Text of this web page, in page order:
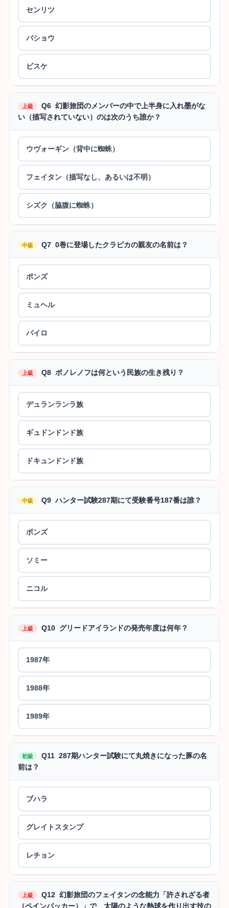
センリツ
バショウ
ビスケ
上級
Q6 幻影旅団のメンバーの中で上半身に入れ墨がな
い（描写されていない）のは次のうち誰か？
ウヴォーギン（背中に蜘蛛）
フェイタン（描写なし、あるいは不明）
シズク（脇腹に蜘蛛）
中級 Q7 0巻に登場したクラピカの親友の名前は？
ポンズ
ミュヘル
パイロ
上級 Q8 ボノレノフは何という民族の生き残り？
デュランランラ族
ギュドンドンド族
ドキュンドンド族
中級 Q9 ハンター試験287期にて受験番号187番は誰？
ポンズ
ソミー
ニコル
上級 Q10 グリードアイランドの発売年度は何年？
1987年
1988年
1989年
初級
Q11 287期ハンター試験にて丸焼きになった豚の名
前は？
ブハラ
グレイトスタンプ
レチョン
上級
Q12 幻影旅団のフェイタンの念能力「許されざる者
（ペインパッカー）」で、太陽のような熱球を作り出す技の